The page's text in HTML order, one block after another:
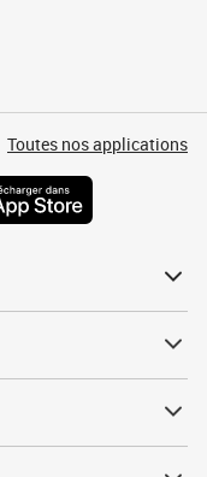
Toutes nos applications